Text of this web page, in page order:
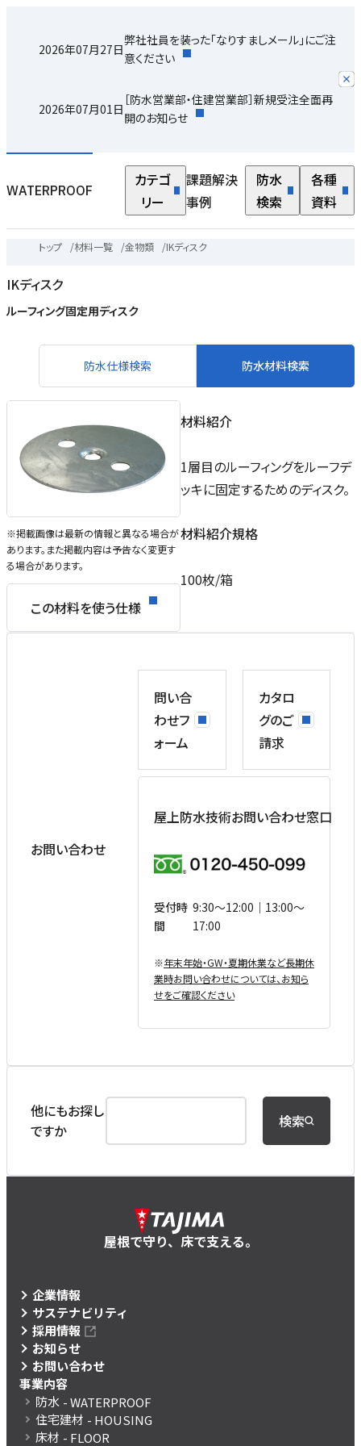
2026年07月27日
弊社社員を装った「なりすましメール」にご注
意ください
2026年07月01日
［防水営業部・住建営業部］新規受注全面再
開のお知らせ
WATERPROOF
カテゴ
リー
課題解決
事例
防水
検索
各種
資料
トップ /材料一覧 /金物類 /IKディスク
IKディスク
ルーフィング固定用ディスク
防水仕様検索 防水材料検索
※掲載画像は最新の情報と異なる場合が
あります。また掲載内容は予告なく変更す
る場合があります。
この材料を使う仕様
材料紹介
1層目のルーフィングをルーフデ
ッキに固定するためのディスク。
材料紹介規格
100枚/箱
お問い合わせ
問い合
わせフ
ォーム
カタロ
グのご
請求
屋上防水技術お問い合わせ窓口
受付時
間
9:30〜12:00｜13:00〜
17:00
※年末年始・GW・夏期休業など⻑期休
業時お問い合わせについては、お知ら
せをご確認ください
他にもお探し
ですか
検索
屋根で守り、床で支える。
企業情報
サステナビリティ
採用情報
お知らせ
お問い合わせ
事業内容
防水 - WATERPROOF
住宅建材 - HOUSING
床材 - FLOOR